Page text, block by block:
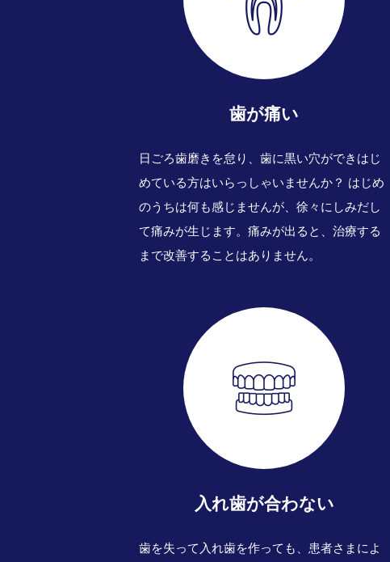
歯が痛い
日ごろ歯磨きを怠り、歯に黒い穴ができはじ
めている方はいらっしゃいませんか？ はじめ
のうちは何も感じませんが、徐々にしみだし
て痛みが生じます。痛みが出ると、治療する
まで改善することはありません。
入れ歯が合わない
歯を失って入れ歯を作っても、患者さまによ